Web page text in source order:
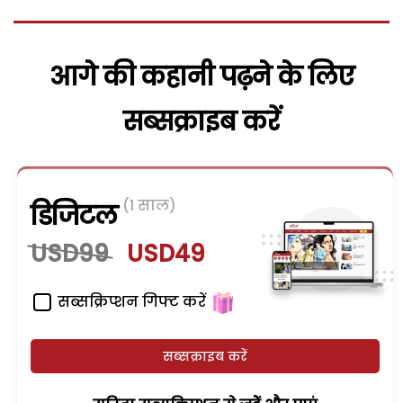
आगे की कहानी पढ़ने के लिए
सब्सक्राइब करें
डिजिटल (1 साल)
USD99 USD49
सब्सक्रिप्शन गिफ्ट करें
सब्सक्राइब करें